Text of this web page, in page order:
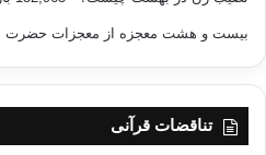
بیست و هشت معجزه از معجزات حضرت
تناقضات قرآنی